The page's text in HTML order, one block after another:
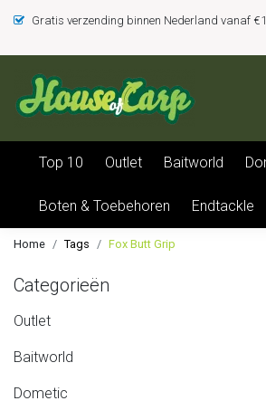
Gratis verzending binnen Nederland vanaf
Top 10 Outlet Baitworld
Boten & Toebehoren Endtackle
Home Tags Fox Butt Grip
Categorieën
Outlet
Baitworld
Dometic